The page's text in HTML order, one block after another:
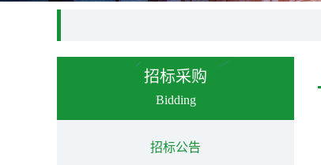
招标采购
Bidding
招标公告